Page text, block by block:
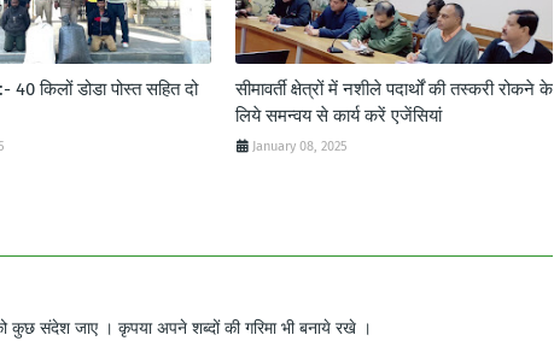
किलों डोडा पोस्त सहित दो
सीमावर्ती क्षेत्रों में नशीले पदार्थों की तस्करी रोकने के
लिये समन्वय से कार्य करें एजेंसियां
January 08, 2025
संदेश जाए । कृपया अपने शब्दों की गरिमा भी बनाये रखे ।